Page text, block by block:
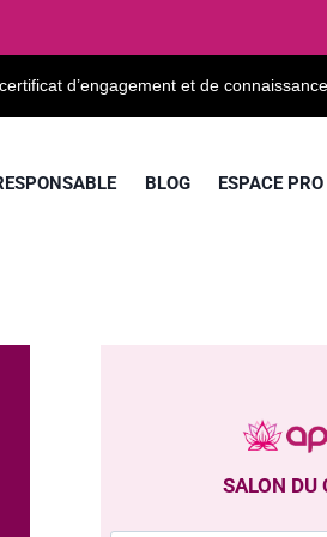
d’engagement et de
BLOG ESPACE PRO
SALON DU